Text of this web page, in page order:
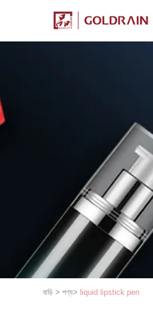
বাড়ি > পণ্য> liquid lipstick pen